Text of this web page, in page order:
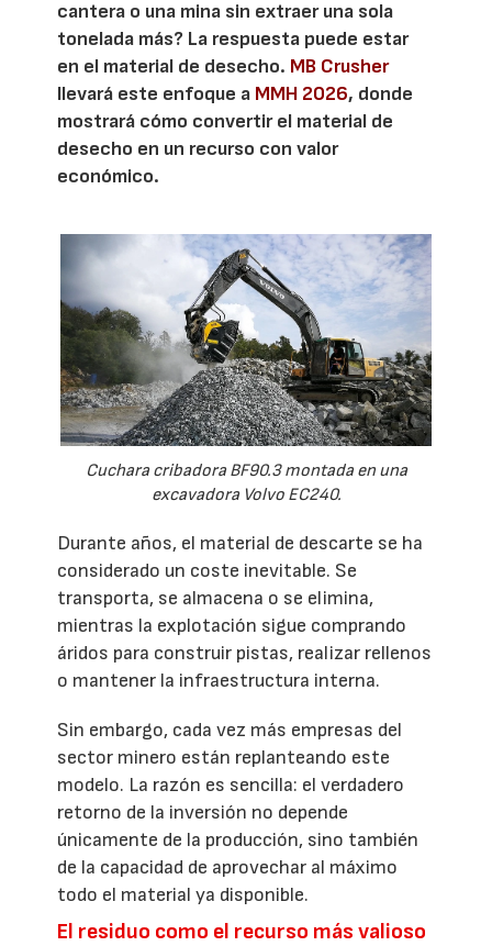
cantera o una mina sin extraer una sola
tonelada más? La respuesta puede estar
en el material de desecho. MB Crusher
llevará este enfoque a MMH 2026, donde
mostrará cómo convertir el material de
desecho en un recurso con valor
económico.
Cuchara cribadora BF90.3 montada en una
excavadora Volvo EC240.
Durante años, el material de descarte se ha
considerado un coste inevitable. Se
transporta, se almacena o se elimina,
mientras la explotación sigue comprando
áridos para construir pistas, realizar rellenos
o mantener la infraestructura interna.
Sin embargo, cada vez más empresas del
sector minero están replanteando este
modelo. La razón es sencilla: el verdadero
retorno de la inversión no depende
únicamente de la producción, sino también
de la capacidad de aprovechar al máximo
todo el material ya disponible.
El residuo como el recurso más valioso